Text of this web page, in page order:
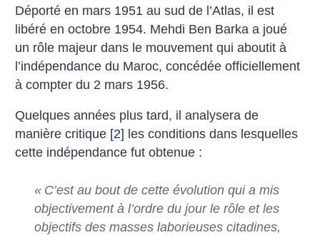
Déporté en mars 1951 au sud de l’Atlas, il est
libéré en octobre 1954. Mehdi Ben Barka a joué
un rôle majeur dans le mouvement qui aboutit à
l’indépendance du Maroc, concédée officiellement
à compter du 2 mars 1956.
Quelques années plus tard, il analysera de
manière critique [2] les conditions dans lesquelles
cette indépendance fut obtenue :
« C’est au bout de cette évolution qui a mis
objectivement à l’ordre du jour le rôle et les
objectifs des masses laborieuses citadines,